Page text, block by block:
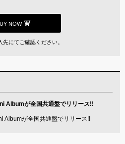
NOW
先にてご確認ください。
Albumが全国共通盤でリリース!!
Albumが全国共通盤でリリース!!